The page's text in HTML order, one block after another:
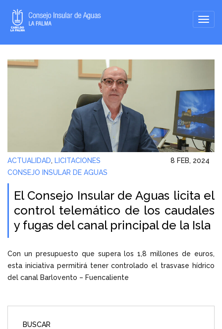
ACTUALIDAD, LICITACIONES
8 FEB, 2024
CONSEJO INSULAR DE AGUAS
El Consejo Insular de Aguas licita el
control telemático de los caudales
y fugas del canal principal de la Isla
Con un presupuesto que supera los 1,8 millones de euros,
esta iniciativa permitirá tener controlado el trasvase hídrico
del canal Barlovento – Fuencaliente
BUSCAR